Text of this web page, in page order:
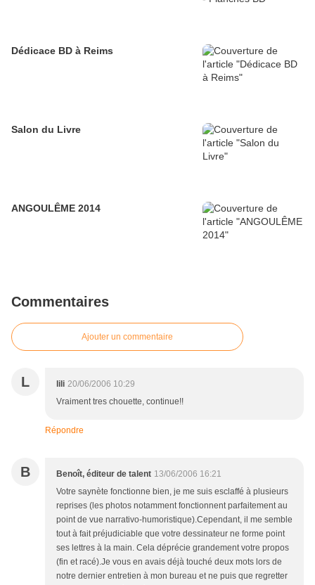
Dédicace BD à Reims
Salon du Livre
ANGOULÊME 2014
Commentaires
Ajouter un commentaire
L lili 20/06/2006 10:29
Vraiment tres chouette, continue!!
Répondre
B Benoît, éditeur de talent 13/06/2006 16:21
Votre saynète fonctionne bien, je me suis esclaffé à plusieurs
reprises (les photos notamment fonctionnent parfaitement au
point de vue narrativo-humoristique).Cependant, il me semble
tout à fait préjudiciable que votre dessinateur ne forme point
ses lettres à la main. Cela déprécie grandement votre propos
(fin et racé).Je vous en avais déjà touché deux mots lors de
notre dernier entretien à mon bureau et ne puis que regretter